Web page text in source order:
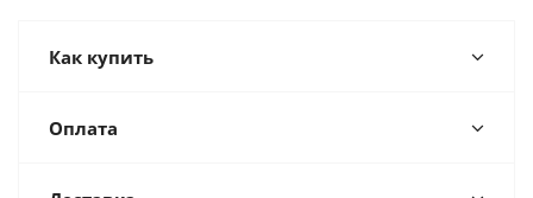
Как купить
Оплата